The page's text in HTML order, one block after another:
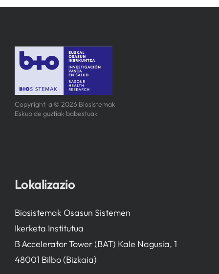
Copyright-a © 2026 Biosistemak
Eskubide guztiak babestuak
Lokalizazio
Biosistemak Osasun Sistemen
Ikerketa Institutua
B Accelerator Tower (BAT) Kale Nagusia, 1
48001 Bilbo (Bizkaia)